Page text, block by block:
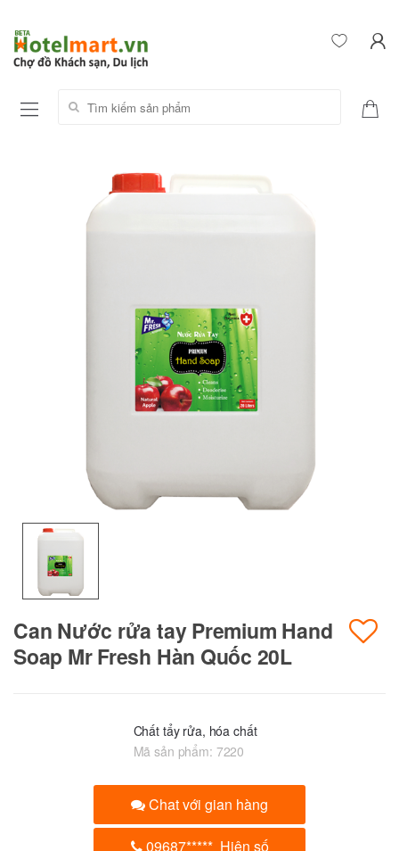
Tìm kiếm sản phẩm:
Can Nước rửa tay Premium Hand
Soap Mr Fresh Hàn Quốc 20L
Chất tẩy rửa, hóa chất
Mã sản phẩm: 7220
Chat với gian hàng
09687***** Hiện số